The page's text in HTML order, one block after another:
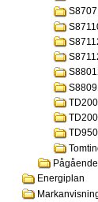
Pågående
Energiplan